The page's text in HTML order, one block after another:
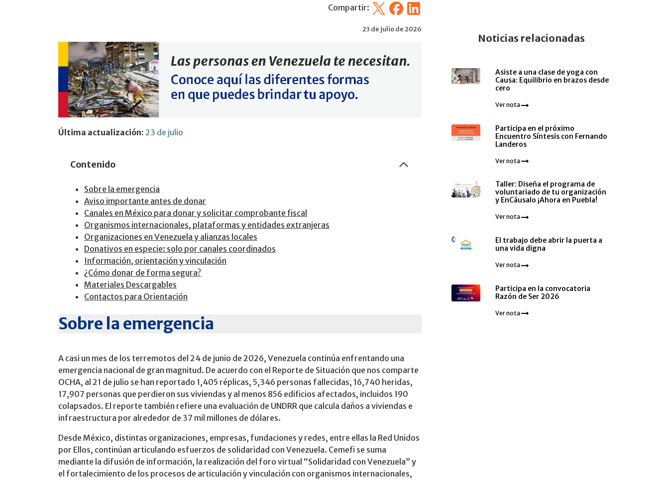
Compartir: X FacebookLinkedin
23 de julio de 2026
Última actualización: 23 de julio
Contenido
Sobre la emergencia
Aviso importante antes de donar
Canales en México para donar y solicitar comprobante fiscal
Organismos internacionales, plataformas y entidades extranjeras
Organizaciones en Venezuela y alianzas locales
Donativos en especie: solo por canales coordinados
Información, orientación y vinculación
¿Cómo donar de forma segura?
Materiales Descargables
Contactos para Orientación
Sobre la emergencia
A casi un mes de los terremotos del 24 de junio de 2026, Venezuela continúa enfrentando una
emergencia nacional de gran magnitud. De acuerdo con el Reporte de Situación que nos comparte
OCHA, al 21 de julio se han reportado 1,405 réplicas, 5,346 personas fallecidas, 16,740 heridas,
17,907 personas que perdieron sus viviendas y al menos 856 edificios afectados, incluidos 190
colapsados. El reporte también refiere una evaluación de UNDRR que calcula daños a viviendas e
infraestructura por alrededor de 37 mil millones de dólares.
Desde México, distintas organizaciones, empresas, fundaciones y redes, entre ellas la Red Unidos
por Ellos, continúan articulando esfuerzos de solidaridad con Venezuela. Cemefi se suma
mediante la difusión de información, la realización del foro virtual “Solidaridad con Venezuela” y
el fortalecimiento de los procesos de articulación y vinculación con organismos internacionales,
Noticias relacionadas
Asiste a una clase de yoga con
Causa: Equilibrio en brazos desde
cero
Ver nota
Participa en el próximo
Encuentro Síntesis con Fernando
Landeros
Ver nota
Taller: Diseña el programa de
voluntariado de tu organización
y EnCáusalo ¡Ahora en Puebla!
Ver nota
El trabajo debe abrir la puerta a
una vida digna
Ver nota
Participa en la convocatoria
Razón de Ser 2026
Ver nota